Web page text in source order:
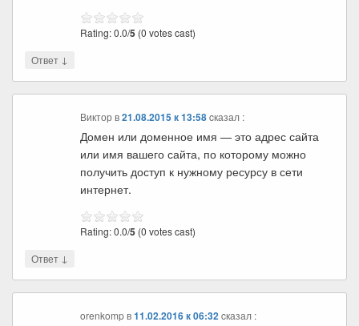
Rating: 0.0/5 (0 votes cast)
Ответ ↓
Виктор в21.08.2015 к 13:58 cказал :
Домен или доменное имя — это адрес сайта
или имя вашего сайта, по которому можно
получить доступ к нужному ресурсу в сети
интернет.
Rating: 0.0/5 (0 votes cast)
Ответ ↓
orenkompв11.02.2016 к 06:32 cказал :